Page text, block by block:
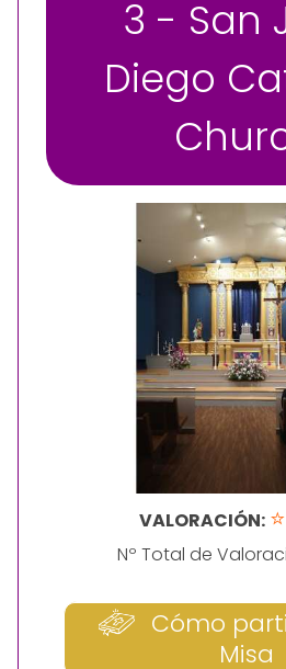
3 - San
Diego
VALORACIÓN:
Nº Total de
Cómo
Misa